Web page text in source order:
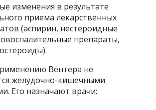
изменения в результате
приема лекарственных
(аспирин, нестероидные
препараты,
Вентера не
желудочно-кишечными
Его назначают врачи: